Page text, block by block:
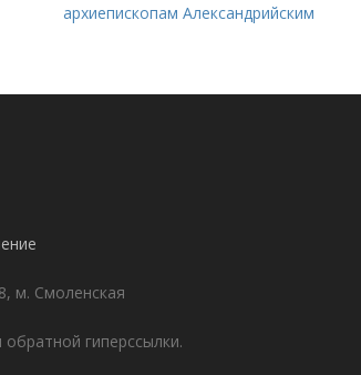
архиепископам Александрийским
м. Смоленская
гиперссылки.